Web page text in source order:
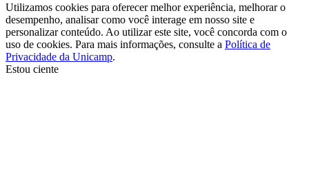
Utilizamos cookies para oferecer melhor experiência, melhorar o
desempenho, analisar como você interage em nosso site e
personalizar conteúdo. Ao utilizar este site, você concorda com o
uso de cookies. Para mais informações, consulte a Política de
Privacidade da Unicamp.
Estou ciente